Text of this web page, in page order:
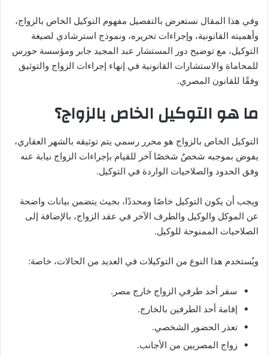
وفي هذا المقال نستعرض بالتفصيل مفهوم التوكيل الخاص بالزواج،
وأهميته القانونية، وإجراءات تحريره، ونموذج استرشادي لصيغة
التوكيل، مع توضيح دور المستشار عبد المجيد جابر ومؤسسة حورس
للمحاماة والاستشارات القانونية في إنهاء إجراءات الزواج والتوثيق
وفقًا للقانون المصري.
ما هو التوكيل الخاص بالزواج؟
التوكيل الخاص بالزواج هو محرر رسمي يتم توثيقه بالشهر العقاري،
يفوض بموجبه شخصٌ شخصًا آخر للقيام بإجراءات الزواج نيابة عنه
وفق الحدود والصلاحيات الواردة في التوكيل.
ويجب أن يكون التوكيل خاصًا ومحددًا، بحيث يتضمن بيانات واضحة
عن الموكل والوكيل والطرف الآخر في عقد الزواج، بالإضافة إلى
الصلاحيات الممنوحة للوكيل.
ويُستخدم هذا النوع من التوكيلات في العديد من الحالات، خاصة:
سفر أحد طرفي الزواج خارج مصر.
إقامة أحد الطرفين بالخارج.
تعذر الحضور الشخصي.
زواج المصريين من الأجانب.